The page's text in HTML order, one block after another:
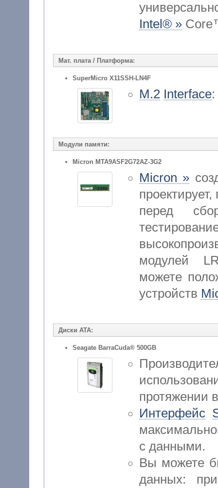
Intel® »
Мат. плата / Платформа:
SuperMicro X11SSH-LN4F
M.2 Interface:
Модули памяти:
Micron MTA9ASF2G72AZ-3G2
Micron »
перед
модулей
можете
устройств
Диски ATA:
Seagate BarraCuda® 500GB
протяжении
Интерфейс
с данными.
Вы можете
данных: